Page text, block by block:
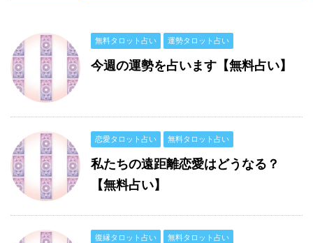
無料タロット占い 運勢タロット占い
今週の運勢を占います【無料占い】
恋愛タロット占い 無料タロット占い
私たちの遠距離恋愛はどうなる？
【無料占い】
復縁タロット占い 無料タロット占い